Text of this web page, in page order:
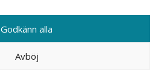
Godkänn alla
Avböj
155, 113 46 Stockholm
08-690 58 84